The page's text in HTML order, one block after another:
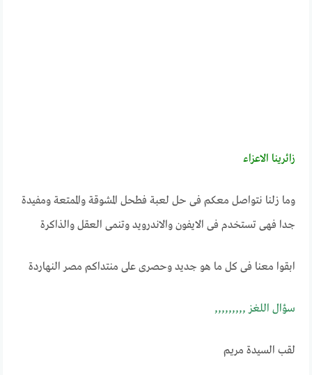
زائرينــا الاعـــزاء
وما زلنا نتواصل معكم فى حل لعبة فطحل المشوقة والممتعة ومفيدة
جدا فهى تستخدم فى الايفون والاندرويد وتنمى العقل والذاكرة
ابقوا معنا فى كل ما هو جديد وحصرى على منتداكم مصر النهاردة
ســـؤال اللغـــــز ,,,,,,,,,
لقب السيدة مريم